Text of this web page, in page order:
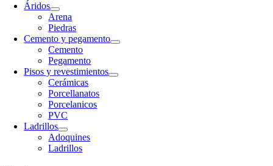
Áridos
Arena
Piedras
Cemento y pegamento
Cemento
Pegamento
Pisos y revestimientos
Cerámicas
Porcellanatos
Porcelanicos
PVC
Ladrillos
Adoquines
Ladrillos